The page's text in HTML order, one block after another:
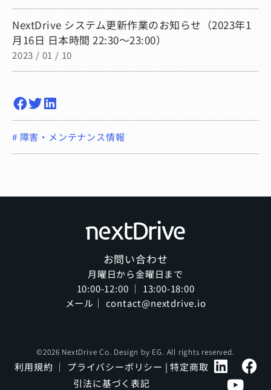
NextDrive システム更新作業のお知らせ（2023年1
月16日 日本時間 22:30〜23:00）
2023 / 01 / 10
# 障害・メンテナンス情報
お問い合わせ
月曜日から金曜日まで
10:00-12:00 ｜ 13:00-18:00
メール｜ contact@nextdrive.io
©2026 NextDrive Co. Design by EG . All rights reserved.
利用規約 ｜ プライバシーポリシー |特定商取
引法に基づく表記